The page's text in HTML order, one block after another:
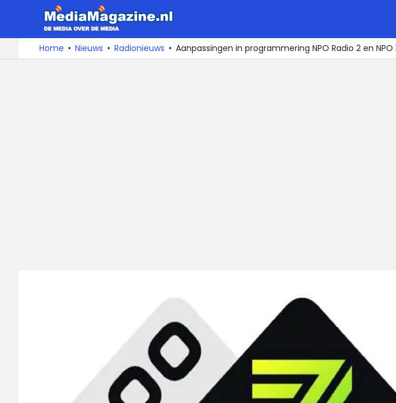
naar
De
media
over
Home Nieuws Radionieuws Aanpassingen in programmering NPO Radio 2 en NPO